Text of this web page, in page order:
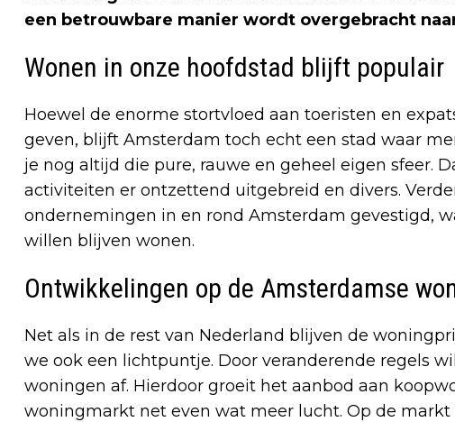
een betrouwbare manier wordt overgebracht
Wonen in onze hoofdstad blijft populair
Hoewel de enorme stortvloed aan toeristen en
geven, blijft Amsterdam toch echt een stad waar
je nog altijd die pure, rauwe en geheel eigen sfeer.
activiteiten er ontzettend uitgebreid en divers.
ondernemingen in en rond Amsterdam gevestigd,
willen blijven wonen.
Ontwikkelingen op de Amsterdamse
Net als in de rest van Nederland blijven de
we ook een lichtpuntje. Door veranderende regels
woningen af. Hierdoor groeit het aanbod aan
woningmarkt net even wat meer lucht. Op de